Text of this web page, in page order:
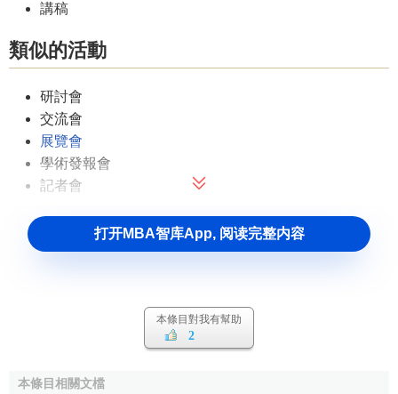
講稿
類似的活動
研討會
交流會
展覽會
學術發報會
記者會
打开MBA智库App, 阅读完整内容
本條目對我有幫助
2
本條目相關文檔